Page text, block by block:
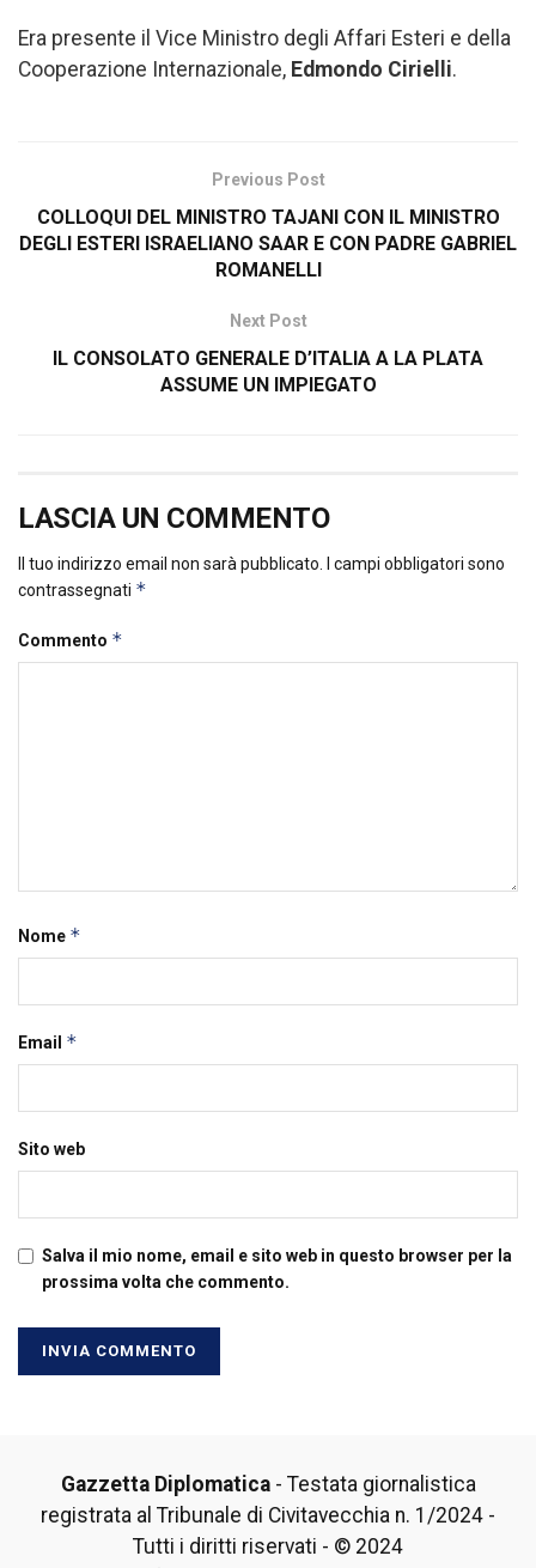
Era presente il Vice Ministro degli Affari Esteri e della
Cooperazione Internazionale, Edmondo Cirielli.
Previous Post
COLLOQUI DEL MINISTRO TAJANI CON IL MINISTRO
DEGLI ESTERI ISRAELIANO SAAR E CON PADRE GABRIEL
ROMANELLI
Next Post
IL CONSOLATO GENERALE D’ITALIA A LA PLATA
ASSUME UN IMPIEGATO
LASCIA UN COMMENTO
Il tuo indirizzo email non sarà pubblicato.
I campi obbligatori sono
contrassegnati *
Commento *
Nome *
Email *
Sito web
Salva il mio nome, email e sito web in questo browser per la
prossima volta che commento.
Gazzetta Diplomatica- Testata giornalistica
registrata al Tribunale di Civitavecchia n. 1/2024 -
Tutti i diritti riservati - © 2024